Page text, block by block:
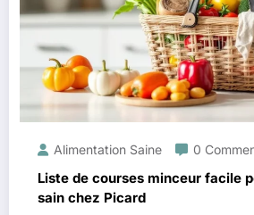
Alimentation Saine 0
Liste de courses minceur facile
sain chez Picard